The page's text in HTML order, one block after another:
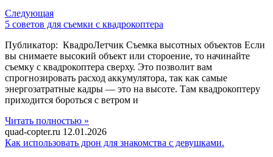
Следующая
5 советов для съемки с квадрокоптера
Публикатор: КвадроЛетчик Съемка высотных объектов Если
вы снимаете высокий объект или стороение, то начинайте
съемку с квадрокоптера сверху. Это позволит вам
спрогнозировать расход аккумулятора, так как самые
энергозатратные кадры — это на высоте. Там квадрокоптеру
приходится бороться с ветром и
Читать полностью »
quad-copter.ru 12.01.2026
Как использовать дрон для знакомства с девушками.